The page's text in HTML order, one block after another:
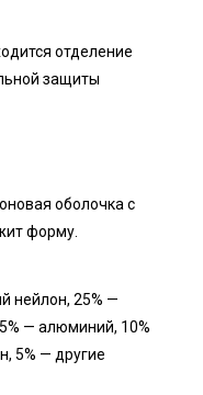
отделение
защиты
оболочка с
форму.
нейлон, 25% —
— алюминий, 10%
5% — другие